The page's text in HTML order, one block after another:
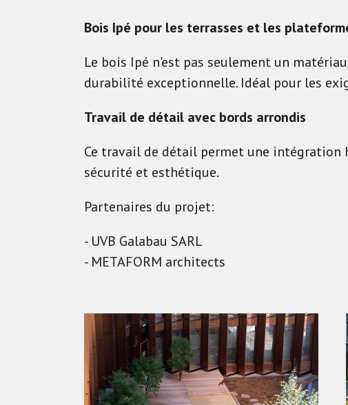
Bois Ipé pour les terrasses et les
Le bois Ipé n'est pas seulement un
durabilité exceptionnelle. Idéal pour les
Travail de détail avec bords arrondis
Ce travail de détail permet une intégration
sécurité et esthétique.
Partenaires du projet:
- UVB Galabau SARL
- METAFORM architects